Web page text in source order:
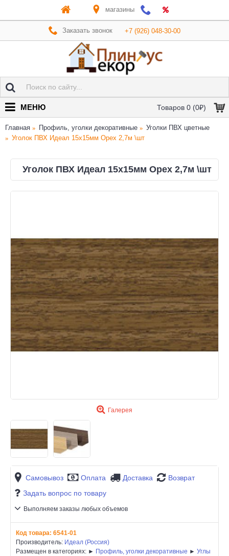
магазины
Заказать звонок +7 (926) 048-30-00
Товаров 0 (0₽)
МЕНЮ
Главная Профиль, уголки декоративные
Уголки ПВХ цветные
Уголок ПВХ Идеал 15х15мм Орех 2,7м \шт
Уголок ПВХ Идеал 15х15мм Орех 2,7м \шт
Галерея
Самовывоз Оплата Доставка
Возврат
Задать вопрос по товару
Выполняем заказы любых объемов
Код товара: 6541-01
Производитель: Идеал (Россия)
Размещен в категориях: ► Профиль, уголки декоративные ► Углы